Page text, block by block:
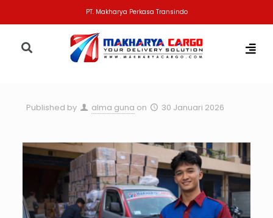
PT. Makharya Perkasa Transindo
Published by alma guna on 30 Januari 2026